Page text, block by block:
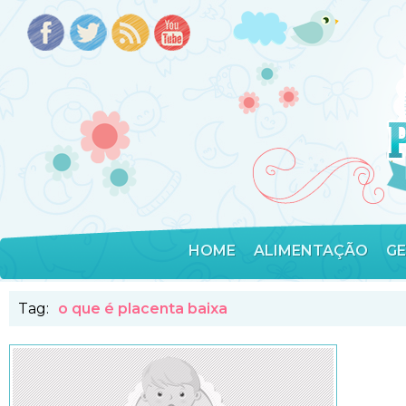
HOME ALIMENTAÇÃO
Tag: o que é placenta baixa